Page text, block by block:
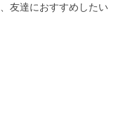
友達におすすめしたい